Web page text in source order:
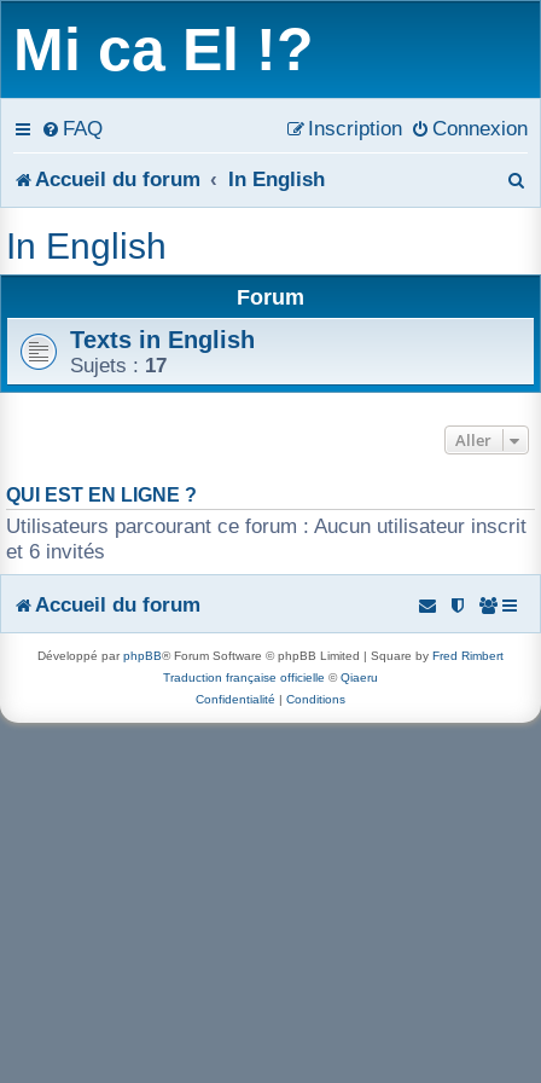
Mi ca El !?
FAQ Connexion
Inscription
Accueil du forum In English
r
r
In English
Forum
Texts in English
Sujets : 17
Aller
QUI EST EN LIGNE ?
Utilisateurs parcourant ce forum : Aucun utilisateur inscrit
et 6 invités
Accueil du forum
Développé parphpBB® Forum Software © phpBB Limited | Square by Fred Rimbert
Traduction française officielle ©Qiaeru
Confidentialité | Conditions